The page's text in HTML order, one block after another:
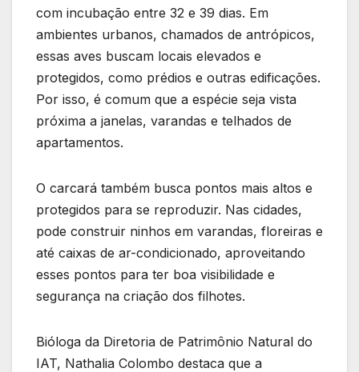
com incubação entre 32 e 39 dias. Em
ambientes urbanos, chamados de antrópicos,
essas aves buscam locais elevados e
protegidos, como prédios e outras edificações.
Por isso, é comum que a espécie seja vista
próxima a janelas, varandas e telhados de
apartamentos.
O carcará também busca pontos mais altos e
protegidos para se reproduzir. Nas cidades,
pode construir ninhos em varandas, floreiras e
até caixas de ar-condicionado, aproveitando
esses pontos para ter boa visibilidade e
segurança na criação dos filhotes.
Bióloga da Diretoria de Patrimônio Natural do
IAT, Nathalia Colombo destaca que a